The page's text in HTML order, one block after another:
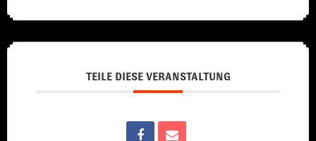
TEILE DIESE VERANSTALTUNG